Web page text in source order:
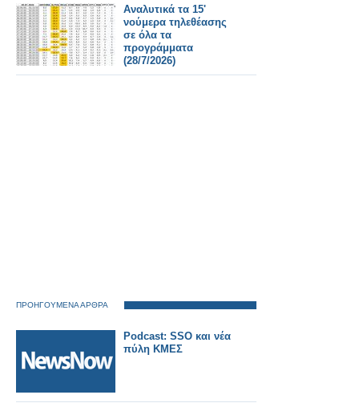
Αναλυτικά τα 15'
νούμερα τηλεθέασης
σε όλα τα
προγράμματα
(28/7/2026)
ΠΡΟΗΓΟΥΜΕΝΑ ΑΡΘΡΑ
Podcast: SSO και νέα
πύλη ΚΜΕΣ